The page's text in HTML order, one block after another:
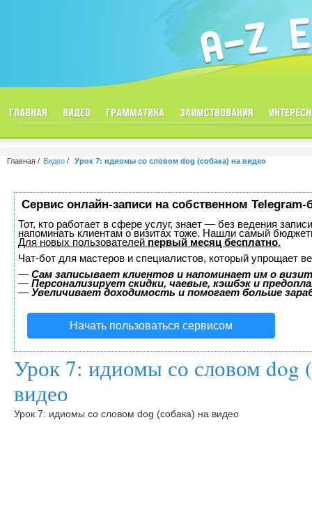
ГЛАВНАЯ ВИДЕО ГРАММАТИКА ЗАИМСТВОВАНИЯ
Главная Видео Урок 7: идиомы со словом dog (собака) на видео
Сервис онлайн-записи на собственном Telegram-
Тот, кто работает в сфере услуг, знает — без ведения
напоминать клиентам о визитах тоже. Нашли самый
Для новых пользователей первый месяц бесплатно.
Чат-бот для мастеров и специалистов, который упрощает
— Сам записывает клиентов и напоминает им о
— Персонализирует скидки, чаевые, кэшбэк и
— Увеличивает доходимость и помогает больше
Начать пользоваться сервисом
Урок 7: идиомы со словом dog
видео
Урок 7: идиомы со словом dog (собака) на видео